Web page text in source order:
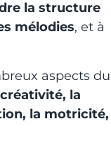
la structure
mélodies, et à
aspects du
la
la motricité,